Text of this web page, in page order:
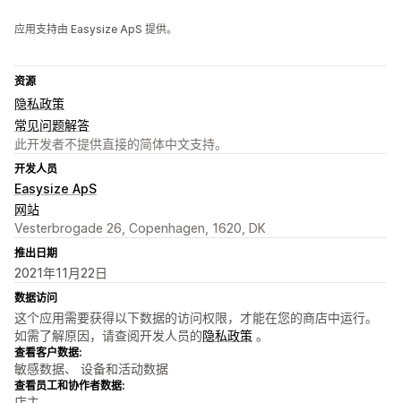
应用支持由 Easysize ApS 提供。
资源
隐私政策
常见问题解答
此开发者不提供直接的简体中文支持。
开发人员
Easysize ApS
网站
Vesterbrogade 26, Copenhagen, 1620, DK
推出日期
2021年11月22日
数据访问
这个应用需要获得以下数据的访问权限，才能在您的商店中运行。
如需了解原因，请查阅开发人员的隐私政策 。
查看客户数据:
敏感数据、 设备和活动数据
查看员工和协作者数据: